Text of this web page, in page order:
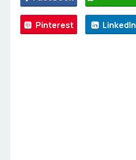
Pinterest LinkedIn